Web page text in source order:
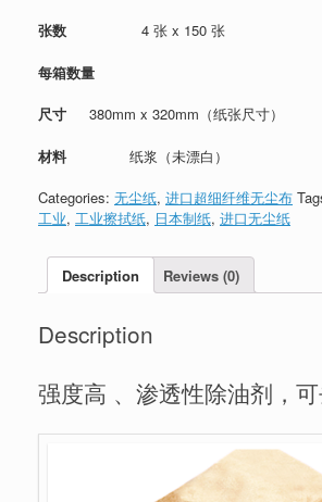
张数 4 张 x 150 张
每箱数量
尺寸 380mm x 320mm（纸张尺寸）
材料 纸浆（未漂白）
Categories: 无尘纸, 进口超细纤维无尘布
工业, 工业擦拭纸, 日本制纸, 进口无尘纸
Description Reviews (0)
Description
强度高 、渗透性除油剂，可